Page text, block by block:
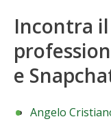
Incontra
e
Angelo